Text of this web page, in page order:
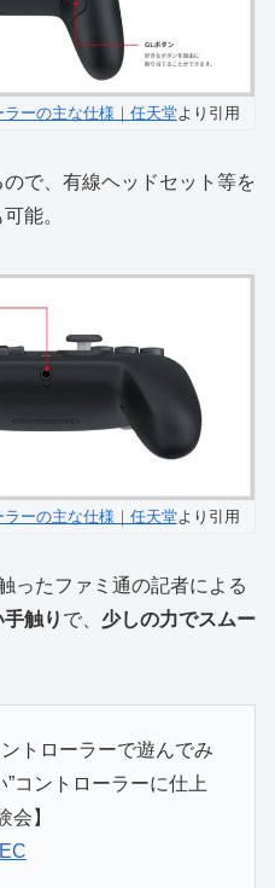
ーの主な仕様｜任天堂より引用
で、有線ヘッドセット等を
能。
ーの主な仕様｜任天堂より引用
ったファミ通の記者による
触り で、 少しの力でスムー
トローラーで遊んでみ
コントローラーに仕上
会】